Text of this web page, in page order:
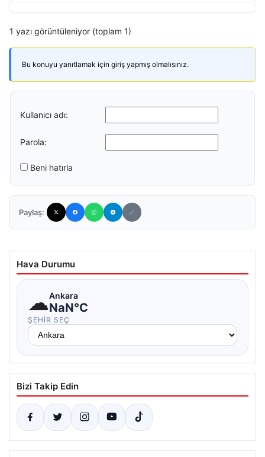
1 yazı görüntüleniyor (toplam 1)
Bu konuyu yanıtlamak için giriş yapmış olmalısınız.
Kullanıcı adı:
Parola:
Beni hatırla
Paylaş:
Hava Durumu
☁Ankara
NaN°C
ŞEHIR SEÇ
Bizi Takip Edin